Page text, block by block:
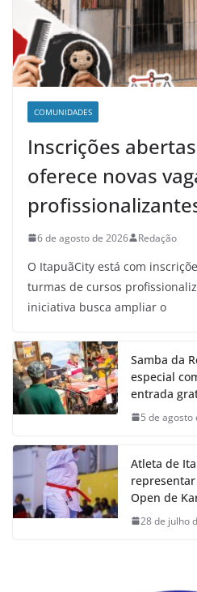
COMUNIDADES
Inscrições
oferece novas
6 de agosto de 2026 Redação
O ItapuãCity está com
turmas de cursos
iniciativa busca ampliar o
Samba da
especial
entrada
5 de agosto
Atleta de
representar
Open de
28 de julho